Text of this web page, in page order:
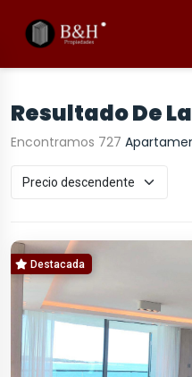
Resultado De
Encontramos 727
Destacada